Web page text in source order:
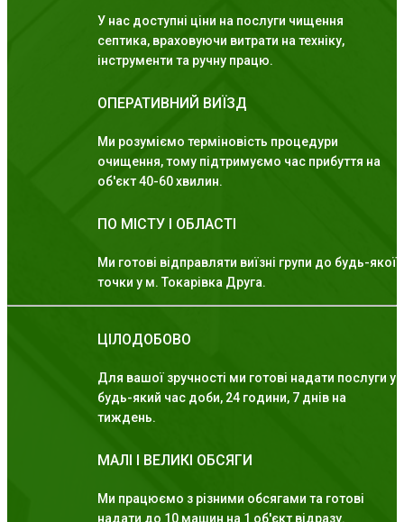
У нас доступні ціни на послуги чищення
септика, враховуючи витрати на техніку,
інструменти та ручну працю.
ОПЕРАТИВНИЙ ВИЇЗД
Ми розуміємо терміновість процедури
очищення, тому підтримуємо час прибуття на
об'єкт 40-60 хвилин.
ПО МІСТУ І ОБЛАСТІ
Ми готові відправляти виїзні групи до будь-якої
точки у м. Токарівка Друга.
ЦІЛОДОБОВО
Для вашої зручності ми готові надати послуги у
будь-який час доби, 24 години, 7 днів на
тиждень.
МАЛІ І ВЕЛИКІ ОБСЯГИ
Ми працюємо з різними обсягами та готові
надати до 10 машин на 1 об'єкт відразу.